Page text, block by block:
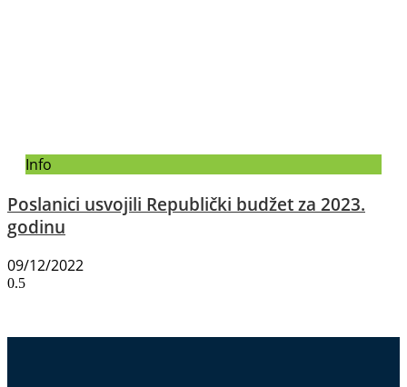
Info
Poslanici usvojili Republički budžet za 2023.
godinu
09/12/2022